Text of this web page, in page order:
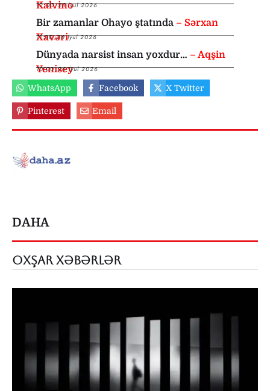
Kalvino
12:00,28 İyul 2026
Bir zamanlar Ohayo ştatında – Sərxan
Xavəri
11:00,26 İyul 2026
Dünyada narsist insan yoxdur… – Aqşin
Yenisey
10:00,26 İyul 2026
WhatsApp Facebook X Twitter
Pinterest Email
DAHA
OXŞAR XƏBƏRLƏR